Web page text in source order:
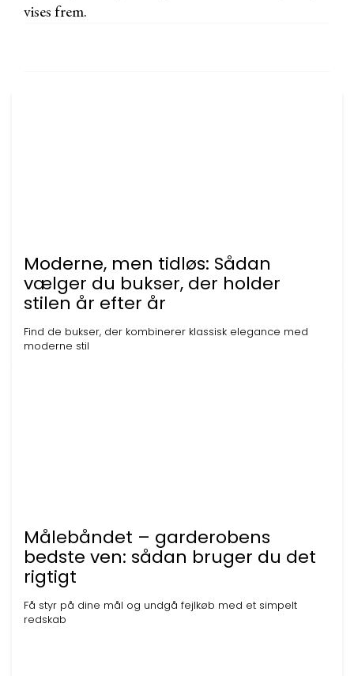
vises frem.
Moderne, men tidløs: Sådan
vælger du bukser, der holder
stilen år efter år
Find de bukser, der kombinerer klassisk elegance med
moderne stil
Målebåndet – garderobens
bedste ven: sådan bruger du det
rigtigt
Få styr på dine mål og undgå fejlkøb med et simpelt
redskab